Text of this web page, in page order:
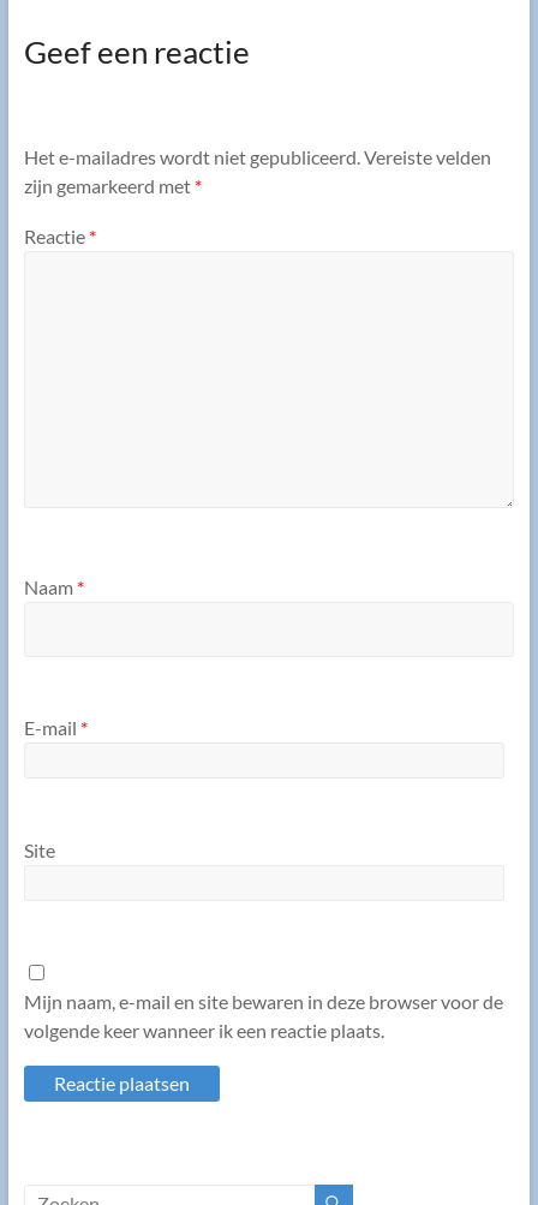
Geef een reactie
Het e-mailadres wordt niet gepubliceerd.Vereiste velden
zijn gemarkeerd met *
Reactie *
Naam *
E-mail *
Site
Mijn naam, e-mail en site bewaren in deze browser voor de
volgende keer wanneer ik een reactie plaats.